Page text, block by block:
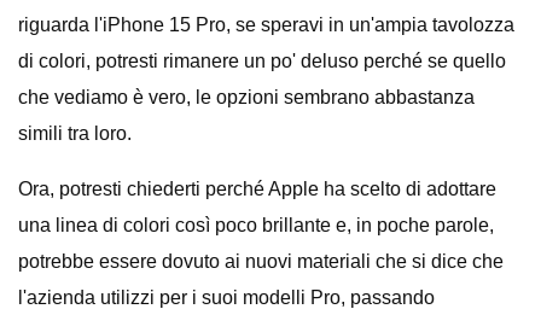
riguarda l'iPhone 15 Pro, se speravi in ​​un'ampia tavolozza
di colori, potresti rimanere un po' deluso perché se quello
che vediamo è vero, le opzioni sembrano abbastanza
simili tra loro.
Ora, potresti chiederti perché Apple ha scelto di adottare
una linea di colori così poco brillante e, in poche parole,
potrebbe essere dovuto ai nuovi materiali che si dice che
l'azienda utilizzi per i suoi modelli Pro, passando